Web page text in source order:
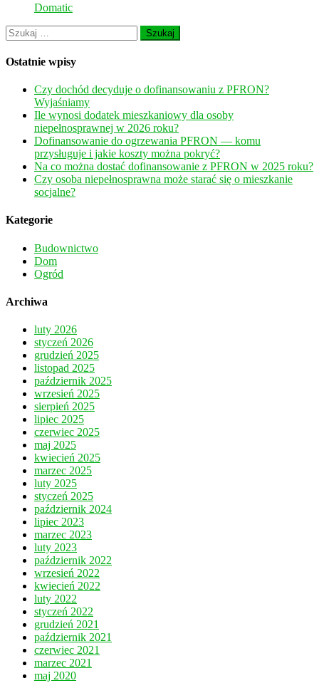
Domatic
Szukaj:
Ostatnie wpisy
Czy dochód decyduje o dofinansowaniu z PFRON?
Wyjaśniamy
Ile wynosi dodatek mieszkaniowy dla osoby
niepełnosprawnej w 2026 roku?
Dofinansowanie do ogrzewania PFRON — komu
przysługuje i jakie koszty można pokryć?
Na co można dostać dofinansowanie z PFRON w 2025 roku?
Czy osoba niepełnosprawna może starać się o mieszkanie
socjalne?
Kategorie
Budownictwo
Dom
Ogród
Archiwa
luty 2026
styczeń 2026
grudzień 2025
listopad 2025
październik 2025
wrzesień 2025
sierpień 2025
lipiec 2025
czerwiec 2025
maj 2025
kwiecień 2025
marzec 2025
luty 2025
styczeń 2025
październik 2024
lipiec 2023
marzec 2023
luty 2023
październik 2022
wrzesień 2022
kwiecień 2022
luty 2022
styczeń 2022
grudzień 2021
październik 2021
czerwiec 2021
marzec 2021
maj 2020